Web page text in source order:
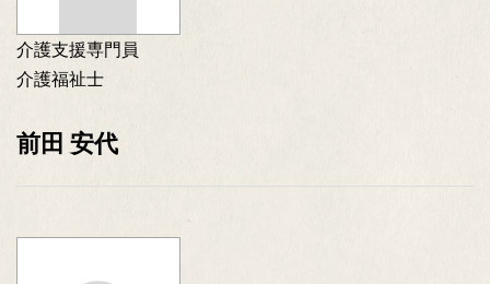
介護支援専門員
介護福祉士
前田 安代